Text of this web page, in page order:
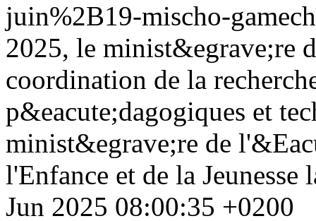
juin%2B19-mischo-
2025, le minist&egrave;re
coordination de la
p&eacute;dagogiques et
minist&egrave;re de
l'Enfance et de la
Jun 2025 08:00:35 +0200